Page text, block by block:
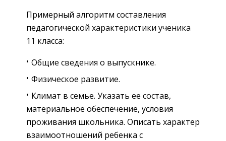
Примерный алгоритм составления
педагогической характеристики ученика
11 класса:
Общие сведения о выпускнике.
Физическое развитие.
Климат в семье. Указать ее состав,
материальное обеспечение, условия
проживания школьника. Описать характер
взаимоотношений ребенка с